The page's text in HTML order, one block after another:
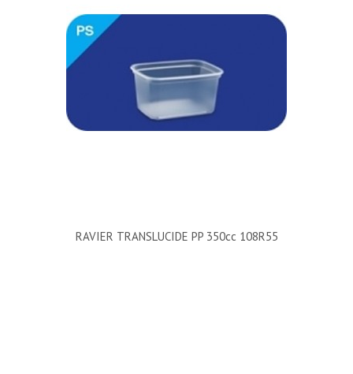
RAVIER TRANSLUCIDE PP 350cc 108R55